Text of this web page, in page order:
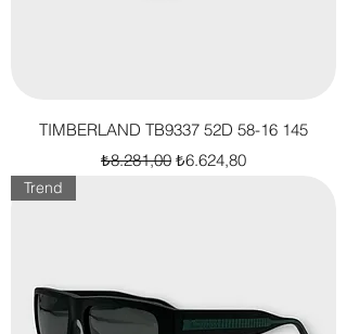
TIMBERLAND TB9337 52D 58-16 145
Normal Fiyat
₺8.281,00 İndirimli Fiyat
₺6.624,80
Trend